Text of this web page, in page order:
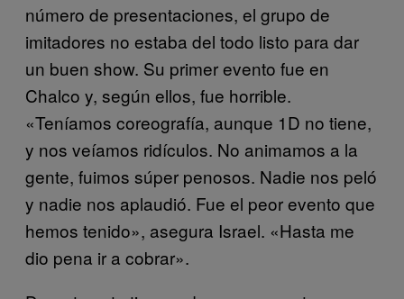
número de presentaciones, el grupo de
imitadores no estaba del todo listo para dar
un buen show. Su primer evento fue en
Chalco y, según ellos, fue horrible.
«Teníamos coreografía, aunque 1D no tiene,
y nos veíamos ridículos. No animamos a la
gente, fuimos súper penosos. Nadie nos peló
y nadie nos aplaudió. Fue el peor evento que
hemos tenido», asegura Israel. «Hasta me
dio pena ir a cobrar».